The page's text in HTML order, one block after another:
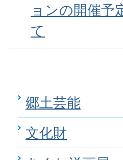
ョンの開催予
て
郷土芸能
文化財